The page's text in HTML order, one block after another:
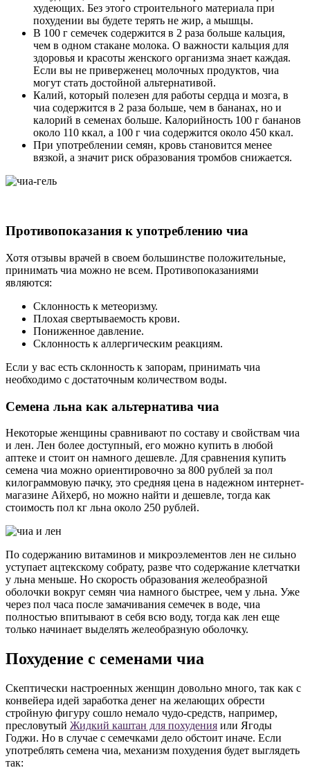
худеющих. Без этого строительного материала при
похудении вы будете терять не жир, а мышцы.
В 100 г семечек содержится в 2 раза больше кальция,
чем в одном стакане молока. О важности кальция для
здоровья и красоты женского организма знает каждая.
Если вы не приверженец молочных продуктов, чиа
могут стать достойной альтернативой.
Калий, который полезен для работы сердца и мозга, в
чиа содержится в 2 раза больше, чем в бананах, но и
калорий в семенах больше. Калорийность 100 г бананов
около 110 ккал, а 100 г чиа содержится около 450 ккал.
При употреблении семян, кровь становится менее
вязкой, а значит риск образования тромбов снижается.
Противопоказания к употреблению чиа
Хотя отзывы врачей в своем большинстве положительные,
принимать чиа можно не всем. Противопоказаниями
являются:
Склонность к метеоризму.
Плохая свертываемость крови.
Пониженное давление.
Склонность к аллергическим реакциям.
Если у вас есть склонность к запорам, принимать чиа
необходимо с достаточным количеством воды.
Семена льна как альтернатива чиа
Некоторые женщины сравнивают по составу и свойствам чиа
и лен. Лен более доступный, его можно купить в любой
аптеке и стоит он намного дешевле. Для сравнения купить
семена чиа можно ориентировочно за 800 рублей за пол
килограммовую пачку, это средняя цена в надежном интернет-
магазине Айхерб, но можно найти и дешевле, тогда как
стоимость пол кг льна около 250 рублей.
По содержанию витаминов и микроэлементов лен не сильно
уступает ацтекскому собрату, разве что содержание клетчатки
у льна меньше. Но скорость образования желеобразной
оболочки вокруг семян чиа намного быстрее, чем у льна. Уже
через пол часа после замачивания семечек в воде, чиа
полностью впитывают в себя всю воду, тогда как лен еще
только начинает выделять желеобразную оболочку.
Похудение с семенами чиа
Скептически настроенных женщин довольно много, так как с
конвейера идей заработка денег на желающих обрести
стройную фигуру сошло немало чудо-средств, например,
пресловутый Жидкий каштан для похудения или Ягоды
Годжи. Но в случае с семечками дело обстоит иначе. Если
употреблять семена чиа, механизм похудения будет выглядеть
так: